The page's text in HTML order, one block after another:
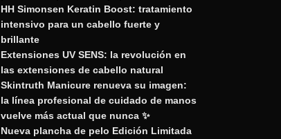
HH Simonsen Keratin Boost: tratamiento
intensivo para un cabello fuerte y
brillante
Extensiones UV SENS: la revolución en
las extensiones de cabello natural
Skintruth Manicure renueva su imagen:
la línea profesional de cuidado de manos
vuelve más actual que nunca ✨
Nueva plancha de pelo Edición Limitada